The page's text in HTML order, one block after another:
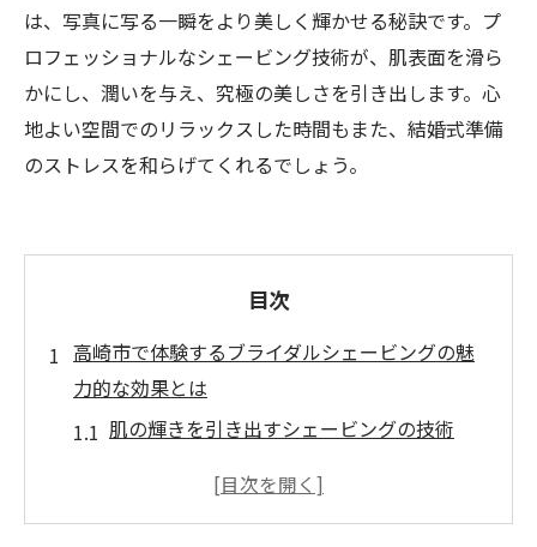
は、写真に写る一瞬をより美しく輝かせる秘訣です。プ
ロフェッショナルなシェービング技術が、肌表面を滑ら
かにし、潤いを与え、究極の美しさを引き出します。心
地よい空間でのリラックスした時間もまた、結婚式準備
のストレスを和らげてくれるでしょう。
目次
高崎市で体験するブライダルシェービングの魅
力的な効果とは
肌の輝きを引き出すシェービングの技術
高崎市でのブライダルシェービングの特長